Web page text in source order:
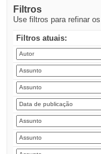
Filtros
Use filtros para refinar
Filtros atuais: